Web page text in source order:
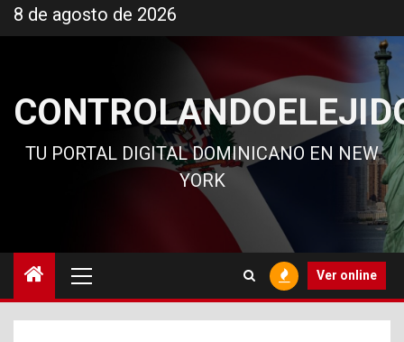
al
8 de agosto de 2026
TU PORTAL DIGITAL DOMINICANO EN NEW
YORK
principal
Ver online